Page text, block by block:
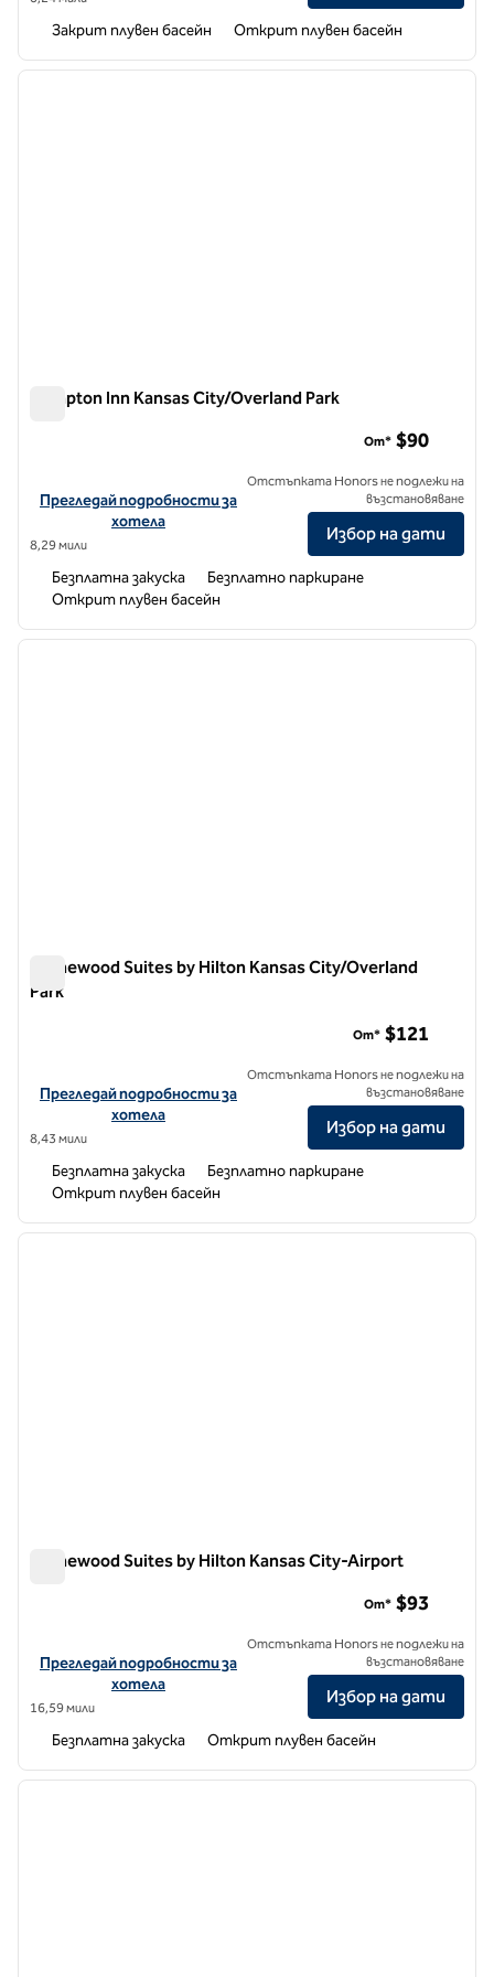
Закрит плувен басейн Открит плувен басейн
1 от 12
Hampton Inn Kansas City/Overland Park
Вижте подробности за хотела за Hampton Inn Kansas City/
Прегледай подробности за
хотела
8,29 мили
От* $90
Отстъпката Honors не подлежи на
възстановяване
Избор на дати
Безплатна закуска
Безплатно паркиране
Открит плувен басейн
1 от 12
Homewood Suites by Hilton Kansas City/Overland
Park
Вижте подробности за хотела за Homewood Suites by Hilton
Прегледай подробности за
хотела
8,43 мили
От* $121
Отстъпката Honors не подлежи на
възстановяване
Избор на дати
Безплатна закуска
Безплатно паркиране
Открит плувен басейн
1 от 12
Homewood Suites by Hilton Kansas City-Airport
Вижте подробности за хотела за Homewood Suites by Hilton
Прегледай подробности за
хотела
16,59 мили
От* $93
Отстъпката Honors не подлежи на
възстановяване
Избор на дати
Безплатна закуска Открит плувен басейн
1 от 12